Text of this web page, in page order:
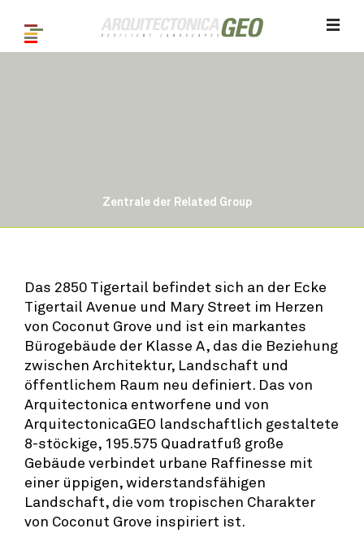
Zentrale der Related Group
Das 2850 Tigertail befindet sich an der Ecke
Tigertail Avenue und Mary Street im Herzen
von Coconut Grove und ist ein markantes
Bürogebäude der Klasse A, das die Beziehung
zwischen Architektur, Landschaft und
öffentlichem Raum neu definiert. Das von
Arquitectonica entworfene und von
ArquitectonicaGEO landschaftlich gestaltete
8-stöckige, 195.575 Quadratfuß große
Gebäude verbindet urbane Raffinesse mit
einer üppigen, widerstandsfähigen
Landschaft, die vom tropischen Charakter
von Coconut Grove inspiriert ist.